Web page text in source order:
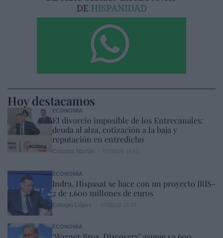
Hoy destacamos
ECONOMÍA
El divorcio imposible de los Entrecanales:
deuda al alza, cotización a la baja y
reputación en entredicho
ECONOMÍA
Indra. Hispasat se hace con un proyecto IRIS-
2 de 1.600 millones de euros
ECONOMÍA